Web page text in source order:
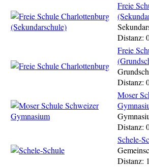
Freie
Distanz:
Freie
Distanz:
Moser
Distanz:
Schele-
Distanz: